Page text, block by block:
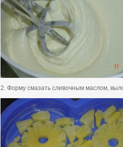
2. Форму смазать сливочным маслом,